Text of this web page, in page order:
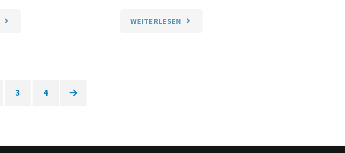
"CHATGPT WEITERLESEN "GENIALE
3 4